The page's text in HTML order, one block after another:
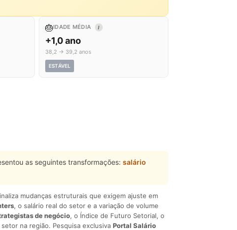
🎂IDADE MÉDIA I
+1,0 ano
38,2 → 39,2 anos
ESTÁVEL
as seguintes transformações: salário
mudanças estruturais que exigem ajuste em
, o salário real do setor e a variação de volume
de negócio, o Índice de Futuro Setorial, o
na região. Pesquisa exclusiva Portal Salário